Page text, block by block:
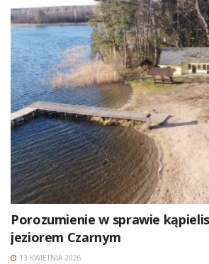
Porozumienie w sprawie
jeziorem Czarnym
13 KWIETNIA 2026